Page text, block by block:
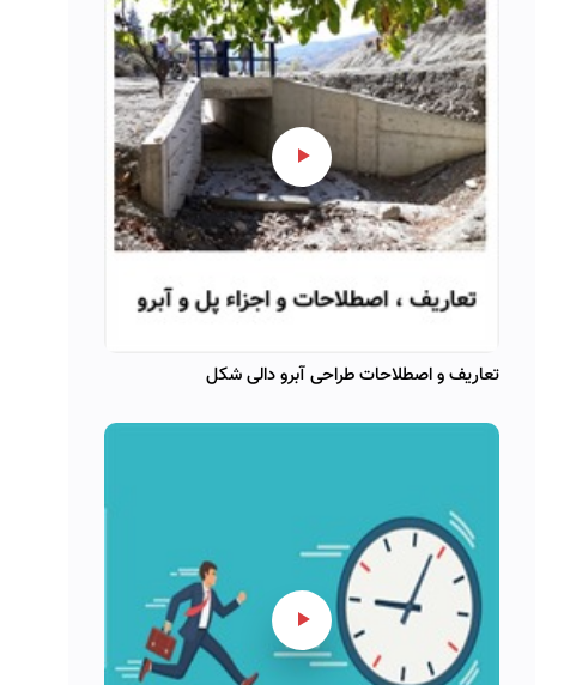
تعاریف و اصطلاحات طراحی آبرو دالی شکل